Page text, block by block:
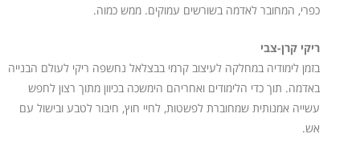
כפרי, המחובר לאדמה בשורשים עמוקים. ממש כמוה.
ריקי קרן-צבי
בזמן לימודיה במחלקה לעיצוב קרמי בבצלאל נחשפה ריקי לעולם הבנייה
באדמה. תוך כדי הלימודים ואחריהם הימשכה בכיוון מתוך רצון לחפש
עשייה אמנותית שמחוברת לפשטות, לחיי חוץ, חיבור לטבע ובישול עם
אש.